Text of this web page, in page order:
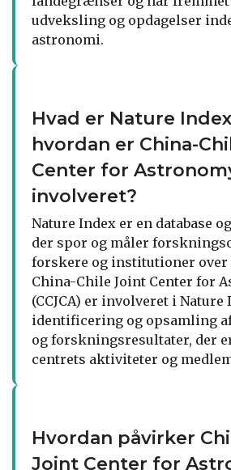
udveksling og opdagelser
astronomi.
Hvad er Nature
hvordan er China-
Center for
involveret?
Nature Index er en database
der spor og måler
forskere og institutioner over
China-Chile Joint Center for
(CCJCA) er involveret i Nature
identificering og opsamling
og forskningsresultater, der
centrets aktiviteter og
Hvordan påvirker
Joint Center for